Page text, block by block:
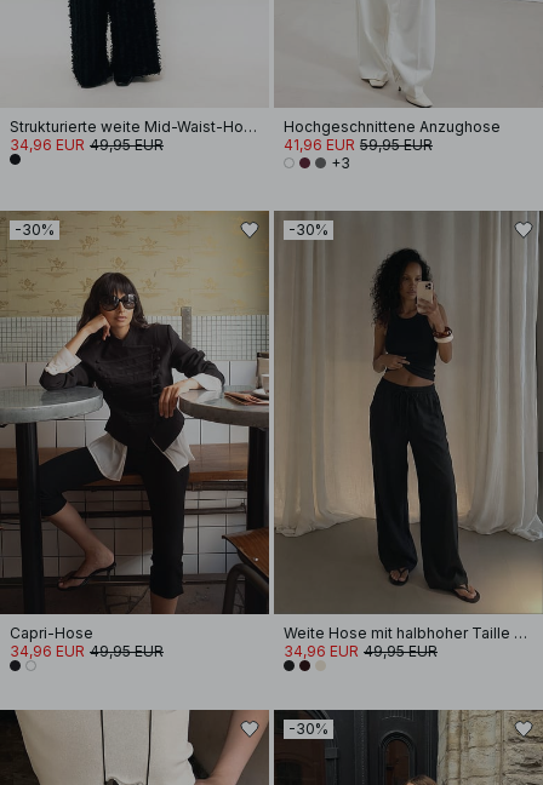
Strukturierte weite Mid-Waist-Hose
34,96 EUR 49,95 EUR
Hochgeschnittene Anzughose
41,96 EUR 59,95 EUR
+3
-30%
Capri-Hose
34,96 EUR 49,95 EUR
-30%
Weite Hose mit halbhoher Taille aus Viskose-Mix
34,96 EUR 49,95 EUR
-30%